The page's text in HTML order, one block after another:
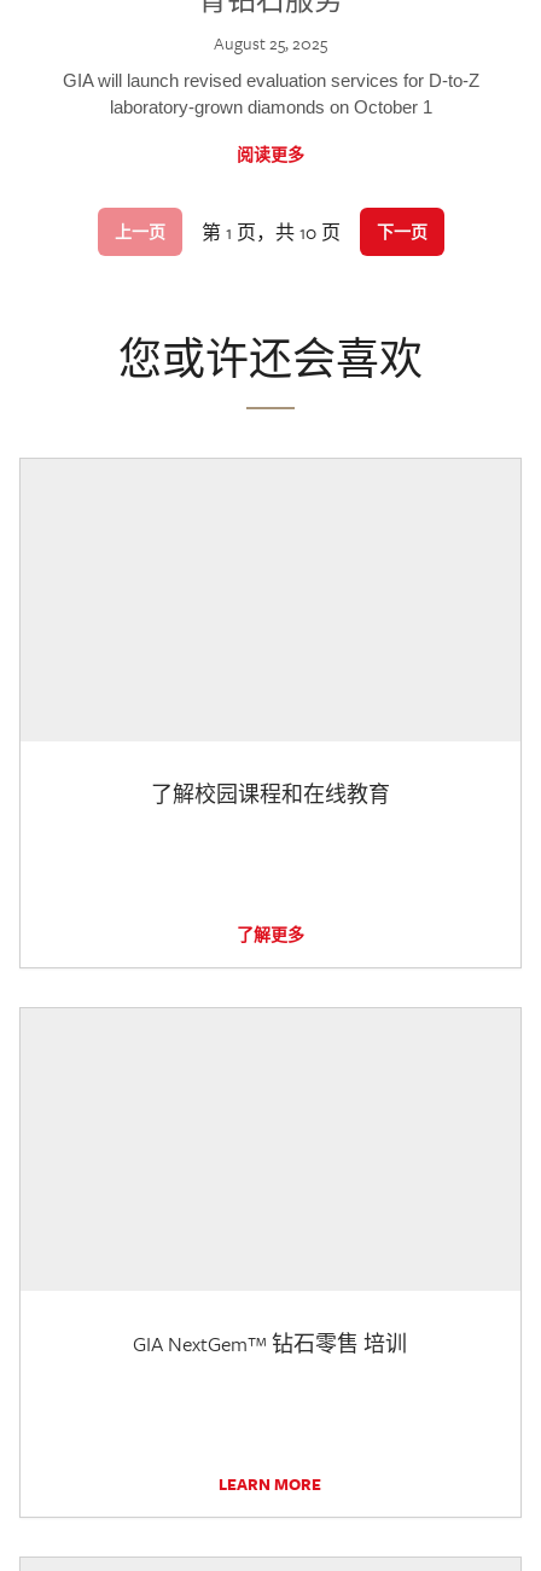
August 25, 2025
GIA will launch revised evaluation services for D-to-Z
laboratory-grown diamonds on October 1
阅读更多
上一页 第 1 页，共 10 页 下一页
您或许还会喜欢
了解校园课程和在线教育
了解更多
GIA NextGem™ 钻石零售 培训
LEARN MORE